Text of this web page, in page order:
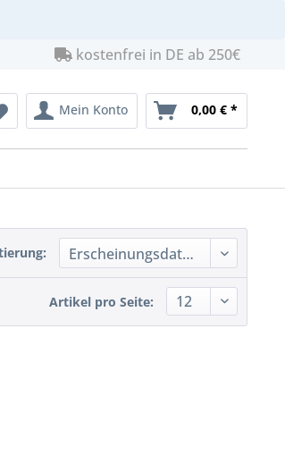
kostenfrei in DE ab 250€
Mein Konto 0,00 € *
Artikel pro Seite: